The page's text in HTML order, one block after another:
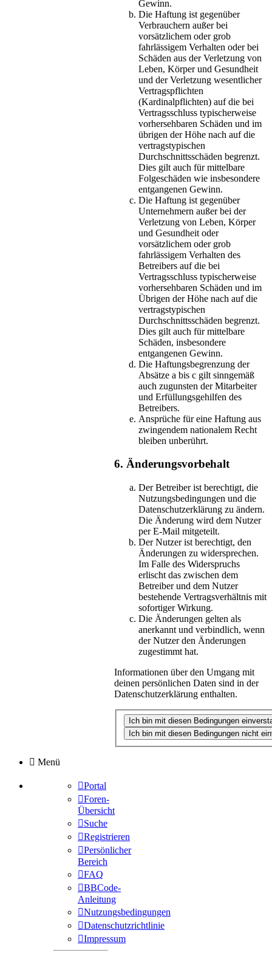
Gewinn.
Die Haftung ist gegenüber
Verbrauchern außer bei
vorsätzlichem oder grob
fahrlässigem Verhalten oder bei
Schäden aus der Verletzung von
Leben, Körper und Gesundheit
und der Verletzung wesentlicher
Vertragspflichten
(Kardinalpflichten) auf die bei
Vertragsschluss typischerweise
vorhersehbaren Schäden und im
übrigen der Höhe nach auf die
vertragstypischen
Durchschnittsschäden begrenzt.
Dies gilt auch für mittelbare
Folgeschäden wie insbesondere
entgangenen Gewinn.
Die Haftung ist gegenüber
Unternehmern außer bei der
Verletzung von Leben, Körper
und Gesundheit oder
vorsätzlichem oder grob
fahrlässigem Verhalten des
Betreibers auf die bei
Vertragsschluss typischerweise
vorhersehbaren Schäden und im
Übrigen der Höhe nach auf die
vertragstypischen
Durchschnittsschäden begrenzt.
Dies gilt auch für mittelbare
Schäden, insbesondere
entgangenen Gewinn.
Die Haftungsbegrenzung der
Absätze a bis c gilt sinngemäß
auch zugunsten der Mitarbeiter
und Erfüllungsgehilfen des
Betreibers.
Ansprüche für eine Haftung aus
zwingendem nationalem Recht
bleiben unberührt.
6. Änderungsvorbehalt
Der Betreiber ist berechtigt, die
Nutzungsbedingungen und die
Datenschutzerklärung zu ändern.
Die Änderung wird dem Nutzer
per E-Mail mitgeteilt.
Der Nutzer ist berechtigt, den
Änderungen zu widersprechen.
Im Falle des Widerspruchs
erlischt das zwischen dem
Betreiber und dem Nutzer
bestehende Vertragsverhältnis mit
sofortiger Wirkung.
Die Änderungen gelten als
anerkannt und verbindlich, wenn
der Nutzer den Änderungen
zugestimmt hat.
Informationen über den Umgang mit
deinen persönlichen Daten sind in der
Datenschutzerklärung enthalten.
Menü
Portal
Foren-
Übersicht
Suche
Registrieren
Persönlicher
Bereich
FAQ
BBCode-
Anleitung
Nutzungsbedingungen
Datenschutzrichtlinie
Impressum